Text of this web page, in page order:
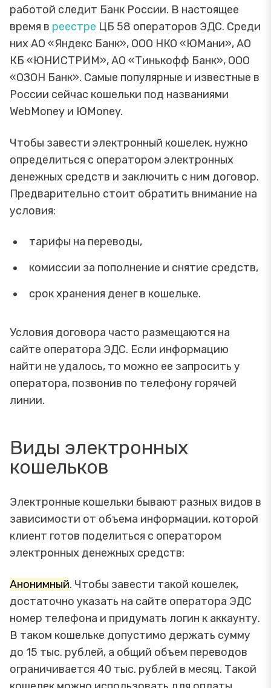
работой следит Банк России. В настоящее
время в реестре ЦБ 58 операторов ЭДС. Среди
них АО «Яндекс Банк», ООО НКО «ЮМани», АО
КБ «ЮНИСТРИМ», АО «Тинькофф Банк», ООО
«ОЗОН Банк». Самые популярные и известные в
России сейчас кошельки под названиями
WebMoney и ЮMoney.
Чтобы завести электронный кошелек, нужно
определиться с оператором электронных
денежных средств и заключить с ним договор.
Предварительно стоит обратить внимание на
условия:
тарифы на переводы,
комиссии за пополнение и снятие средств,
срок хранения денег в кошельке.
Условия договора часто размещаются на
сайте оператора ЭДС. Если информацию
найти не удалось, то можно ее запросить у
оператора, позвонив по телефону горячей
линии.
Виды электронных
кошельков
Электронные кошельки бывают разных видов в
зависимости от объема информации, которой
клиент готов поделиться с оператором
электронных денежных средств:
Анонимный. Чтобы завести такой кошелек,
достаточно указать на сайте оператора ЭДС
номер телефона и придумать логин к аккаунту.
В таком кошельке допустимо держать сумму
до 15 тыс. рублей, а общий объем переводов
ограничивается 40 тыс. рублей в месяц. Такой